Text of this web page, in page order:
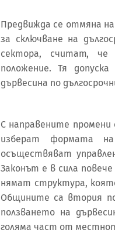
Предвижда се отмяна
за сключване на
сектора, считат, че
положение. Тя
дървесина по
С направените промени
изберат формата
осъществяват
Законът е в сила
нямат структура,
Общините са втория
ползването на
голяма част от